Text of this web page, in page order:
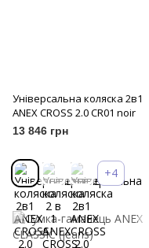
Універсальна коляска 2в1
ANEX CROSS 2.0 CR01 noir
13 846 грн
+4